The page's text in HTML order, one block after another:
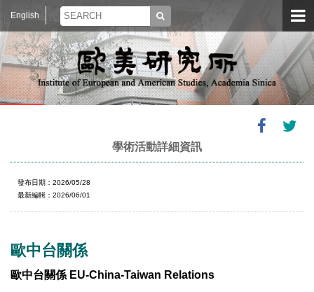
English
學術活動詳細資訊
發布日期：2026/05/28
最新編輯：2026/06/01
歐中台關係
歐中台關係 EU-China-Taiwan Relations